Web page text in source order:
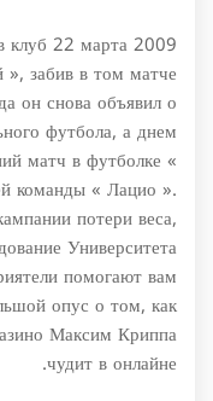
клуб 22 марта 2009
», забив в том матче
он снова объявил о
футбола, а днем
матч в футболке «
команды « Лацио ».
потери веса,
Университета
помогают вам
опус о том, как
Максим Криппа
чудит в онлайне.